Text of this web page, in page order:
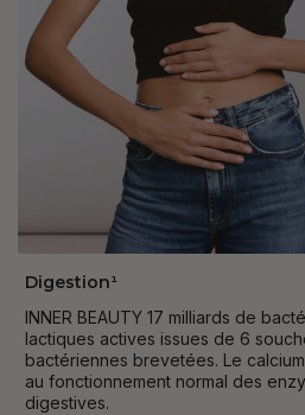
Digestion¹
INNER BEAUTY 17 milliards de
lactiques actives issues de 6
bactériennes brevetées. Le
au fonctionnement normal des
digestives.